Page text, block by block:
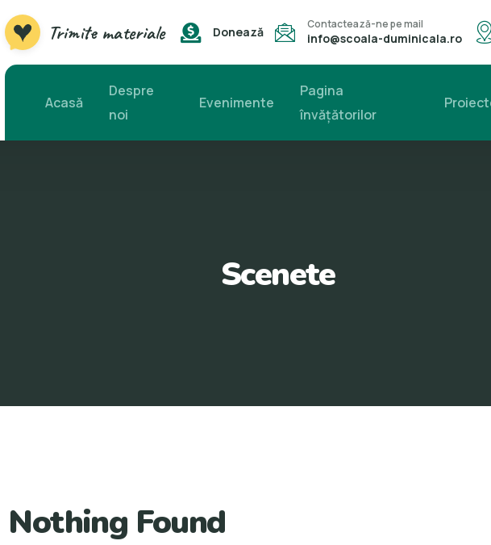
Trimite materiale Donează
Contactează-ne pe mail
info@scoala-duminicala.ro
Acasă
Despre
noi
Evenimente
Pagina
învăţătorilor
Scenete
Nothing Found